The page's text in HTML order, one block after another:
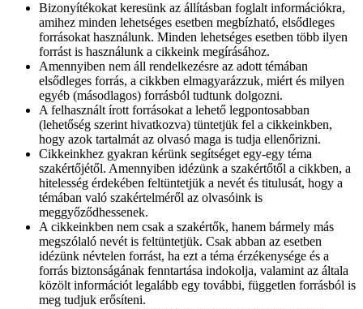
Bizonyítékokat keresünk az állításban foglalt információkra,
amihez minden lehetséges esetben megbízható, elsődleges
forrásokat használunk. Minden lehetséges esetben több ilyen
forrást is használunk a cikkeink megírásához.
Amennyiben nem áll rendelkezésre az adott témában
elsődleges forrás, a cikkben elmagyarázzuk, miért és milyen
egyéb (másodlagos) forrásból tudtunk dolgozni.
A felhasznált írott forrásokat a lehető legpontosabban
(lehetőség szerint hivatkozva) tüntetjük fel a cikkeinkben,
hogy azok tartalmát az olvasó maga is tudja ellenőrizni.
Cikkeinkhez gyakran kérünk segítséget egy-egy téma
szakértőjétől. Amennyiben idézünk a szakértőtől a cikkben, a
hitelesség érdekében feltüntetjük a nevét és titulusát, hogy a
témában való szakértelméről az olvasóink is
meggyőződhessenek.
A cikkeinkben nem csak a szakértők, hanem bármely más
megszólaló nevét is feltüntetjük. Csak abban az esetben
idézünk névtelen forrást, ha ezt a téma érzékenysége és a
forrás biztonságának fenntartása indokolja, valamint az általa
közölt információt legalább egy további, független forrásból is
meg tudjuk erősíteni.